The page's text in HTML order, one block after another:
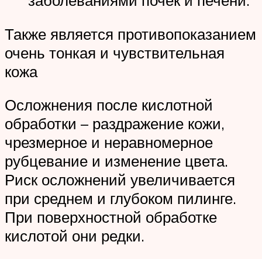
Также является противопоказанием
очень тонкая и чувствительная
кожа
Осложнения после кислотной
обработки – раздражение кожи,
чрезмерное и неравномерное
рубцевание и изменение цвета.
Риск осложнений увеличивается
при среднем и глубоком пилинге.
При поверхностной обработке
кислотой они редки.